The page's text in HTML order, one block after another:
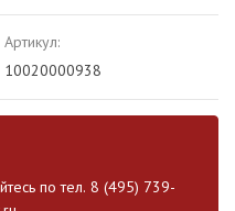
Артикул:
10020000938
по тел. 8 (495) 739-